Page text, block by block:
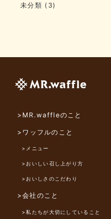
未分類 (3)
>MR.waffleのこと
>ワッフルのこと
>メニュー
>おいしい召し上がり方
>おいしさのこだわり
>会社のこと
>私たちが大切にしていること